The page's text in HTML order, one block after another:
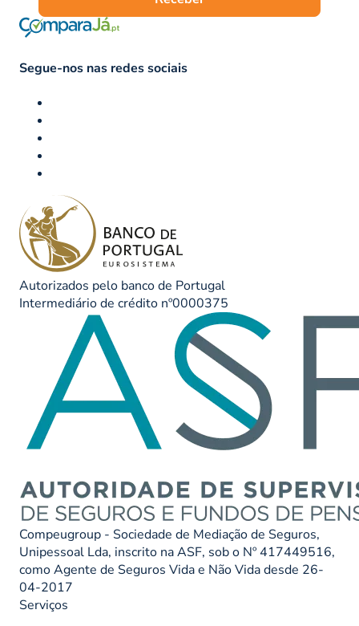
Segue-nos nas redes sociais
Autorizados pelo banco de Portugal
Intermediário de crédito nº0000375
Compeugroup - Sociedade de Mediação de Seguros,
Unipessoal Lda, inscrito na ASF, sob o Nº 417449516,
como Agente de Seguros Vida e Não Vida desde 26-
04-2017
Serviços